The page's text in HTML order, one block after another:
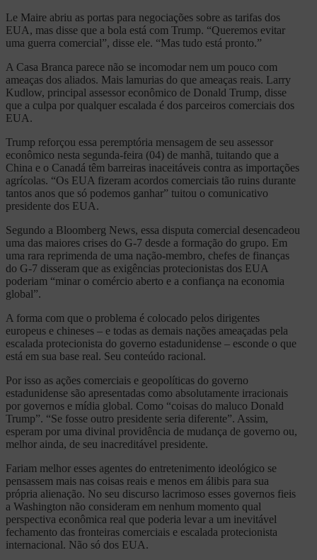
Le Maire abriu as portas para negociações sobre as tarifas dos
EUA, mas disse que a bola está com Trump. “Queremos evitar
uma guerra comercial”, disse ele. “Mas tudo está pronto.”
A Casa Branca parece não se incomodar nem um pouco com
ameaças dos aliados. Mais lamurias do que ameaças reais. Larry
Kudlow, principal assessor econômico de Donald Trump, disse
que a culpa por qualquer escalada é dos parceiros comerciais dos
EUA.
Trump reforçou essa peremptória mensagem de seu assessor
econômico nesta segunda-feira (04) de manhã, tuitando que a
China e o Canadá têm barreiras inaceitáveis contra as importações
agrícolas. “Os EUA fizeram acordos comerciais tão ruins durante
tantos anos que só podemos ganhar” tuitou o comunicativo
presidente dos EUA.
Segundo a Bloomberg News, essa disputa comercial desencadeou
uma das maiores crises do G-7 desde a formação do grupo. Em
uma rara reprimenda de uma nação-membro, chefes de finanças
do G-7 disseram que as exigências protecionistas dos EUA
poderiam “minar o comércio aberto e a confiança na economia
global”.
A forma com que o problema é colocado pelos dirigentes
europeus e chineses – e todas as demais nações ameaçadas pela
escalada protecionista do governo estadunidense – esconde o que
está em sua base real. Seu conteúdo racional.
Por isso as ações comerciais e geopolíticas do governo
estadunidense são apresentadas como absolutamente irracionais
por governos e mídia global. Como “coisas do maluco Donald
Trump”. “Se fosse outro presidente seria diferente”. Assim,
esperam por uma divinal providência de mudança de governo ou,
melhor ainda, de seu inacreditável presidente.
Fariam melhor esses agentes do entretenimento ideológico se
pensassem mais nas coisas reais e menos em álibis para sua
própria alienação. No seu discurso lacrimoso esses governos fieis
a Washington não consideram em nenhum momento qual
perspectiva econômica real que poderia levar a um inevitável
fechamento das fronteiras comerciais e escalada protecionista
internacional. Não só dos EUA.